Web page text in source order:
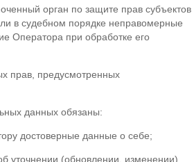
орган по защите прав субъектов
в судебном порядке неправомерные
Оператора при обработке его
прав, предусмотренных
данных обязаны:
достоверные данные о себе;
уточнении (обновлении, изменении)